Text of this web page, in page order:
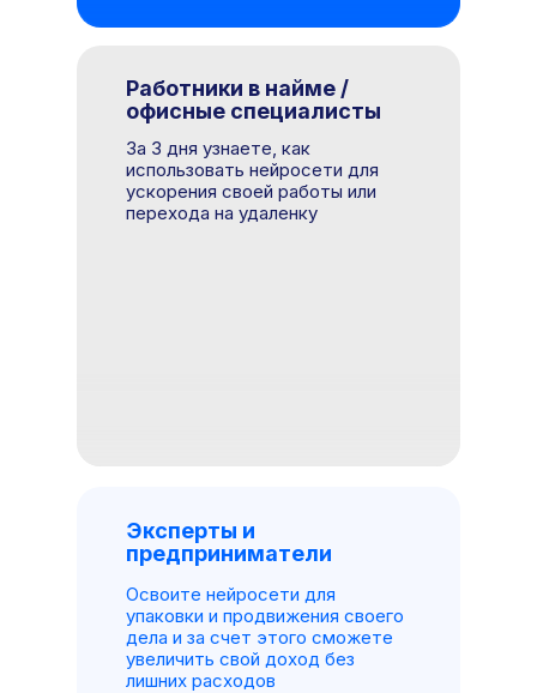
За 3 дня узнаете, как
использовать нейросети для
ускорения своей работы или
перехода на удаленку
Работники в найме /
офисные специалисты
Освоите нейросети для
упаковки и продвижения своего
дела и за счет этого сможете
увеличить свой доход без
лишних расходов
Эксперты и
предприниматели